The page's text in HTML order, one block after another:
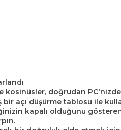
doğrudan
açı düşürme tablosu ile
kapalı olduğunu